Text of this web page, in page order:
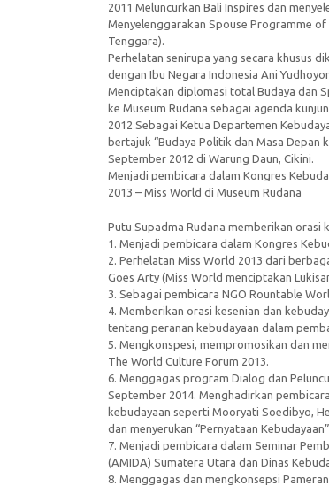
2011 Meluncurkan Bali Inspires dan
Menyelenggarakan Spouse Programme
Tenggara).
Perhelatan senirupa yang secara khusus
dengan Ibu Negara Indonesia Ani
Menciptakan diplomasi total Budaya dan
ke Museum Rudana sebagai agenda
2012 Sebagai Ketua Departemen
bertajuk “Budaya Politik dan Masa Depan
September 2012 di Warung Daun, Cikini.
Menjadi pembicara dalam Kongres
2013 – Miss World di Museum Rudana
Putu Supadma Rudana memberikan orasi
1. Menjadi pembicara dalam Kongres
2. Perhelatan Miss World 2013 dari
Goes Arty (Miss World menciptakan
3. Sebagai pembicara NGO Rountable
4. Memberikan orasi kesenian dan
tentang peranan kebudayaan dalam
5. Mengkonspesi, mempromosikan dan
The World Culture Forum 2013.
6. Menggagas program Dialog dan
September 2014. Menghadirkan
kebudayaan seperti Mooryati Soedibyo,
dan menyerukan “Pernyataan
7. Menjadi pembicara dalam Seminar
(AMIDA) Sumatera Utara dan Dinas
8. Menggagas dan mengkonsepsi